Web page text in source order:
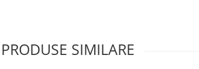
PRODUSE SIMILARE